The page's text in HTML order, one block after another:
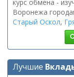
курс обмена -
Воронежа
Старый Оскол,
Лучшие